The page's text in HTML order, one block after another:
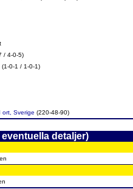
/ 4-0-5)
(1-0-1 / 1-0-1)
ort, Sverige (220-48-90)
detaljer)